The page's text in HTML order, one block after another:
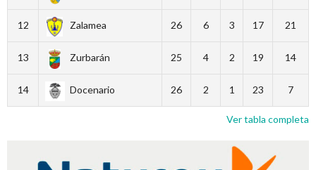
12 Zalamea 26 6 3 17 21
13 Zurbarán 25 4 2 19 14
14 Docenario 26 2 1 23 7
Ver tabla completa